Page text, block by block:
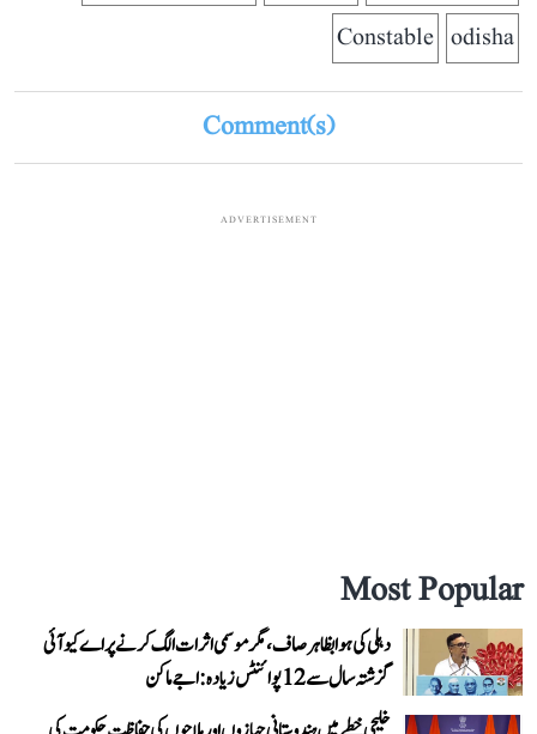
odisha
Constable
Comment(s)
ADVERTISEMENT
Most Popular
دہلی کی ہوا بظاہر صاف، مگر موسمی اثرات الگ کرنے پر اے کیو آئی
گزشتہ سال سے 12 پوائنٹس زیادہ: اجے ماکن